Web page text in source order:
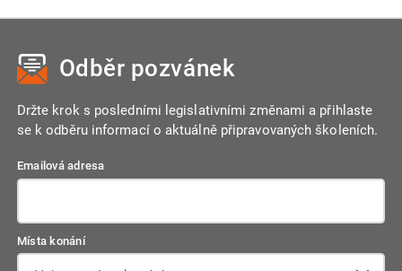
Odběr pozvánek
Držte krok s posledními legislativními změnami a přihlaste
se k odběru informací o aktuálně připravovaných školeních.
Emailová adresa
Místa konání